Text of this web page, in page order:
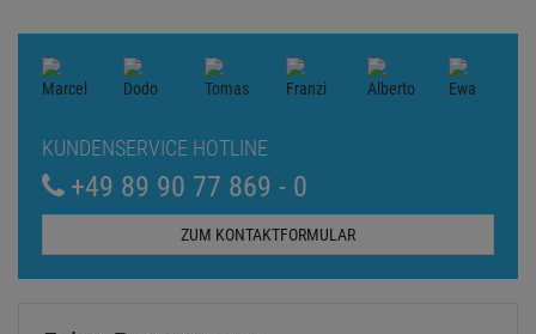
KUNDENSERVICE HOTLINE
+49 89 90 77 869 - 0
ZUM KONTAKTFORMULAR